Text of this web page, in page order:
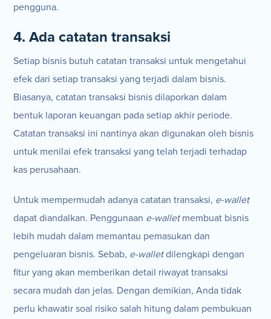
pengguna.
4. Ada catatan transaksi
Setiap bisnis butuh catatan transaksi untuk mengetahui
efek dari setiap transaksi yang terjadi dalam bisnis.
Biasanya, catatan transaksi bisnis dilaporkan dalam
bentuk laporan keuangan pada setiap akhir periode.
Catatan transaksi ini nantinya akan digunakan oleh bisnis
untuk menilai efek transaksi yang telah terjadi terhadap
kas perusahaan.
Untuk mempermudah adanya catatan transaksi, e-wallet
dapat diandalkan. Penggunaan e-walletmembuat bisnis
lebih mudah dalam memantau pemasukan dan
pengeluaran bisnis. Sebab, e-walletdilengkapi dengan
fitur yang akan memberikan detail riwayat transaksi
secara mudah dan jelas. Dengan demikian, Anda tidak
perlu khawatir soal risiko salah hitung dalam pembukuan